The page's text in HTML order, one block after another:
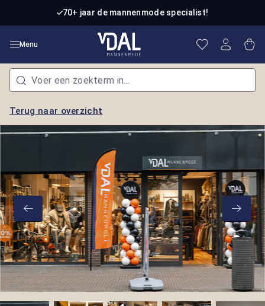
Ga naar de hoofdinhoud70+ jaar de mannenmode specialist!
Menu Je hebt 0
Terug naar overzicht